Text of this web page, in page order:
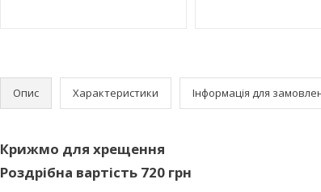
Опис Характеристики Інформація для
Крижмо для хрещення
Роздрібна вартість 720 грн